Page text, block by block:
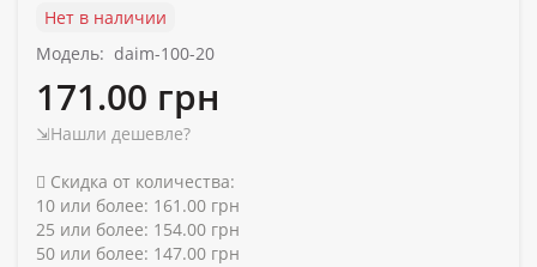
Нет в наличии
Модель: daim-100-20
171.00 грн
⇲Нашли дешевле?
Скидка от количества:
10 или более: 161.00 грн
25 или более: 154.00 грн
50 или более: 147.00 грн